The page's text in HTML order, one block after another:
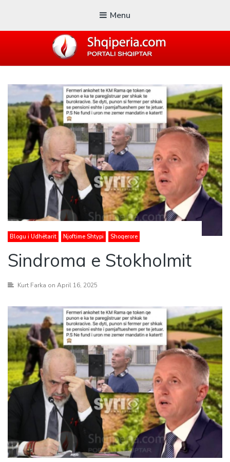
Menu
Blogu i ShqiperiaCom
Blogu i Udhëtarit Njoftime Shtypi Shoqerore
Sindroma e Stokholmit
Kurt Farka on April 16, 2025